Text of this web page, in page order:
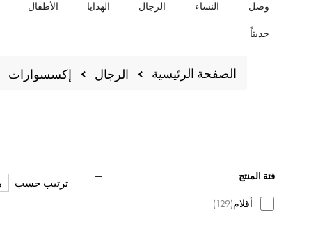
الصفحة الرئيسية الرجال إكسسوارات
ترتيب حسب
فئة المنتج
أقلام 129
المنتج